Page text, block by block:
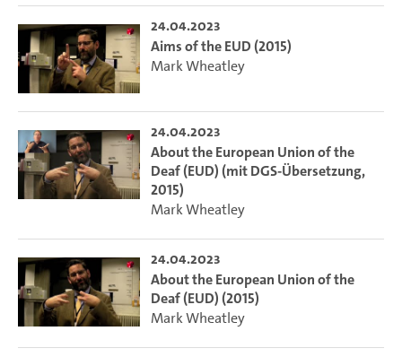
24.04.2023
Aims of the EUD (2015)
Mark Wheatley
24.04.2023
About the European Union of the
Deaf (EUD) (mit DGS-Übersetzung,
2015)
Mark Wheatley
24.04.2023
About the European Union of the
Deaf (EUD) (2015)
Mark Wheatley